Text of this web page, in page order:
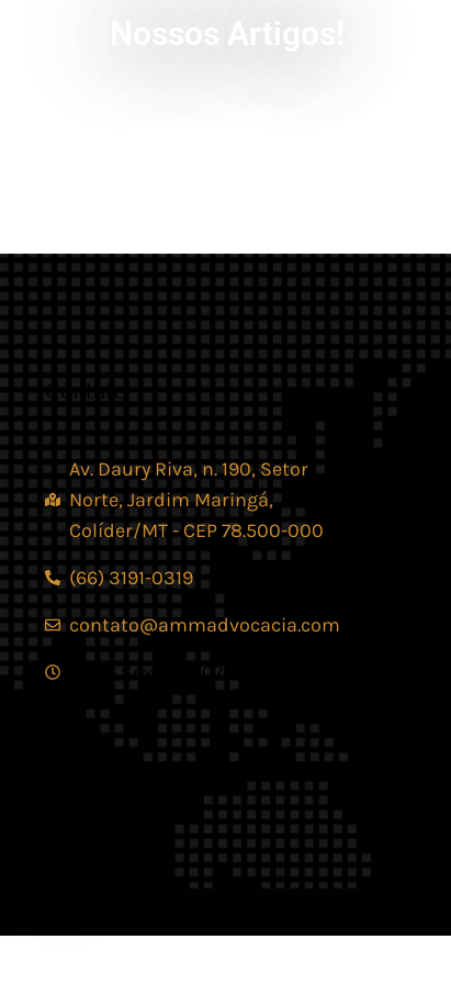
Contato
Av. Daury Riva, n. 190, Setor
Norte, Jardim Maringá,
Colíder/MT - CEP 78.500-000
(66) 3191-0319
contato@ammadvocacia.com
Seg. - Sex., das 07:30 - 17:30